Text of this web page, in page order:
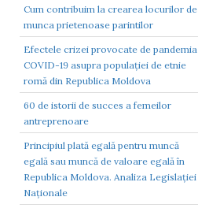
Cum contribuim la crearea locurilor de
munca prietenoase parintilor
Efectele crizei provocate de pandemia
COVID-19 asupra populației de etnie
romă din Republica Moldova
60 de istorii de succes a femeilor
antreprenoare
Principiul plată egală pentru muncă
egală sau muncă de valoare egală în
Republica Moldova. Analiza Legislației
Naționale